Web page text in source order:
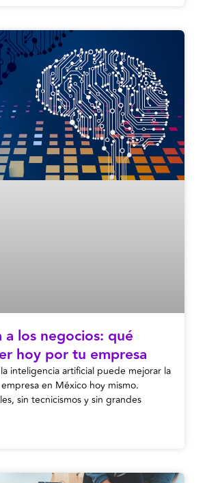
a los negocios: qué
hoy por tu empresa
inteligencia artificial puede mejorar la
en México hoy mismo.
sin tecnicismos y sin grandes